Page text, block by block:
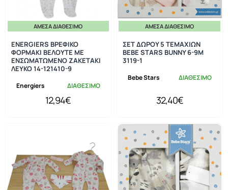
ΆΜΕΣΑ ΔΙΑΘΈΣΙΜΟ
Energiers ΔΙΑΘΕΣΙΜΟ
ENERGIERS ΒΡΕΦΙΚΟ
ΦΟΡΜΑΚΙ ΒΕΛΟΥΤΕ ΜΕ
ΕΝΣΩΜΑΤΩΜΕΝΟ ΖΑΚΕΤΑΚΙ
ΛΕΥΚΟ 14-121410-9
12,94€
ΆΜΕΣΑ ΔΙΑΘΈΣΙΜΟ
Bebe Stars ΔΙΑΘΕΣΙΜΟ
ΣΕΤ ΔΩΡΟΥ 5 ΤΕΜΑΧΙΩΝ
BEBE STARS BUNNY 6-9M
3119-1
32,40€